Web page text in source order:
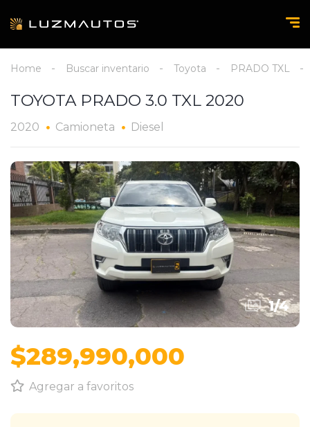
Home Buscar inventario Toyota PRADO TXL
TOYOTA PRADO 3.0 TXL 2020
2020 Camioneta Diesel
1/4
$289,990,000
Agregar a favoritos